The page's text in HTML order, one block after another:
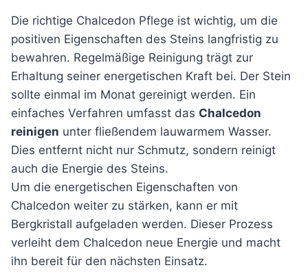
Die richtige Chalcedon Pflege ist wichtig, um die
positiven Eigenschaften des Steins langfristig zu
bewahren. Regelmäßige Reinigung trägt zur
Erhaltung seiner energetischen Kraft bei. Der Stein
sollte einmal im Monat gereinigt werden. Ein
einfaches Verfahren umfasst das Chalcedon
reinigen unter fließendem lauwarmem Wasser.
Dies entfernt nicht nur Schmutz, sondern reinigt
auch die Energie des Steins.
Um die energetischen Eigenschaften von
Chalcedon weiter zu stärken, kann er mit
Bergkristall aufgeladen werden. Dieser Prozess
verleiht dem Chalcedon neue Energie und macht
ihn bereit für den nächsten Einsatz.